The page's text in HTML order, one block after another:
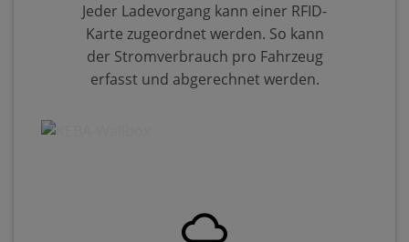
Jeder Ladevorgang kann einer RFID-
Karte zugeordnet werden. So kann
der Stromverbrauch pro Fahrzeug
erfasst und abgerechnet werden.